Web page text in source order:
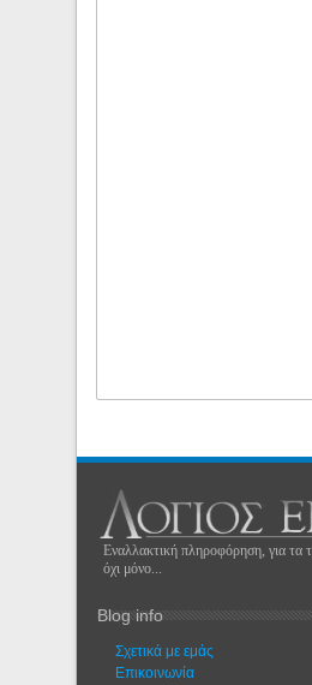
Εναλλακτική πληροφόρηση, για τα
όχι μόνο...
Blog info
Σχετικά με εμάς
Eπικοινωνία